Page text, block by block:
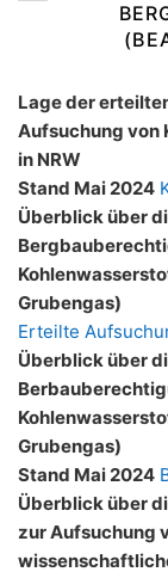
Lage der
Aufsuchung von
in NRW
Stand Mai 2024
Überblick über
Grubengas)
Erteilte
Überblick über
Grubengas)
Stand Mai 2024
Überblick über
zur Aufsuchung